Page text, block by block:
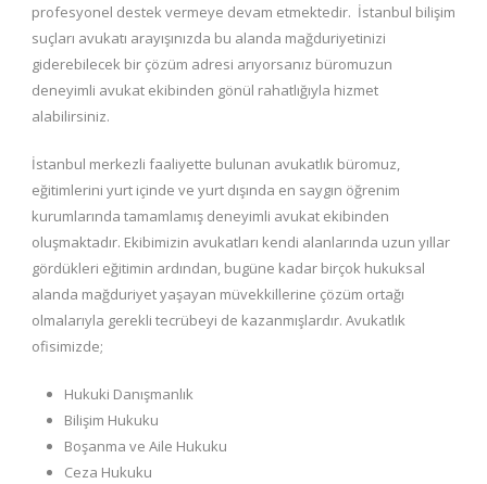
profesyonel destek vermeye devam etmektedir. İstanbul bilişim
suçları avukatı arayışınızda bu alanda mağduriyetinizi
giderebilecek bir çözüm adresi arıyorsanız büromuzun
deneyimli avukat ekibinden gönül rahatlığıyla hizmet
alabilirsiniz.
İstanbul merkezli faaliyette bulunan avukatlık büromuz,
eğitimlerini yurt içinde ve yurt dışında en saygın öğrenim
kurumlarında tamamlamış deneyimli avukat ekibinden
oluşmaktadır. Ekibimizin avukatları kendi alanlarında uzun yıllar
gördükleri eğitimin ardından, bugüne kadar birçok hukuksal
alanda mağduriyet yaşayan müvekkillerine çözüm ortağı
olmalarıyla gerekli tecrübeyi de kazanmışlardır. Avukatlık
ofisimizde;
Hukuki Danışmanlık
Bilişim Hukuku
Boşanma ve Aile Hukuku
Ceza Hukuku